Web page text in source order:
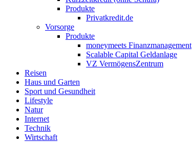
Produkte
Privatkredit.de
Vorsorge
Produkte
moneymeets Finanzmanagement
Scalable Capital Geldanlage
VZ VermögensZentrum
Reisen
Haus und Garten
Sport und Gesundheit
Lifestyle
Natur
Internet
Technik
Wirtschaft